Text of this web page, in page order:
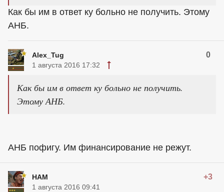
Как бы им в ответ ку больно не получить. Этому
АНБ.
Alex_Tug 0
1 августа 2016 17:32
Как бы им в ответ ку больно не получить.
Этому АНБ.
АНБ пофигу. Им финансирование не режут.
HAM +3
1 августа 2016 09:41